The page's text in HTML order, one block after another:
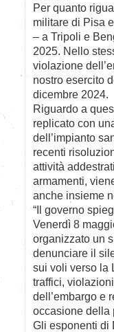
Per quanto
militare di Pisa
– a Tripoli e
2025. Nello
violazione
nostro esercito
dicembre 2024.
Riguardo a
replicato con
dell’impianto
recenti
attività
armamenti,
anche insieme
“Il governo
Venerdì 8
organizzato un
denunciare il
sui voli verso la
traffici,
dell’embargo e
occasione della
Gli esponenti di